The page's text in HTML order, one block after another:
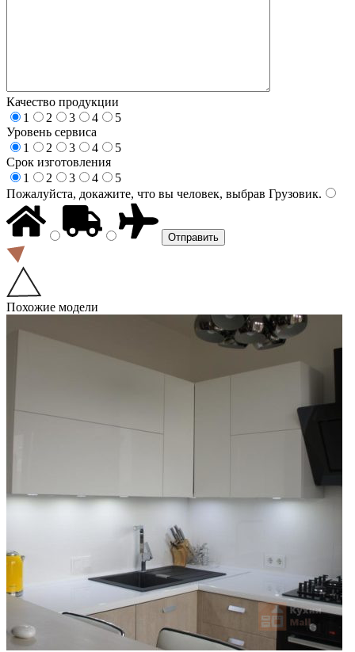
Качество продукции
1
2 3 4
5
Уровень сервиса
1
2 3 4
5
Срок изготовления
1
2 3 4
5
Пожалуйста, докажите, что вы человек, выбрав Грузовик.
Похожие модели